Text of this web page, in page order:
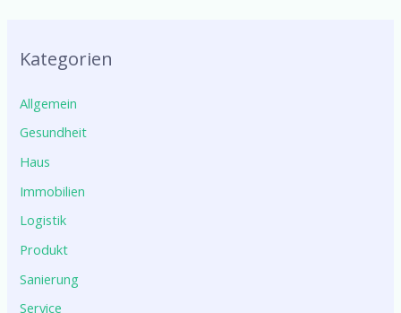
Kategorien
Allgemein
Gesundheit
Haus
Immobilien
Logistik
Produkt
Sanierung
Service